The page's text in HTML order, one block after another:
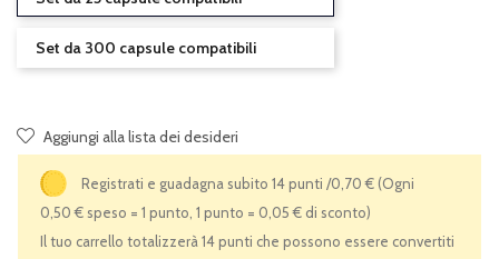
Set da 300 capsule compatibili
Aggiungi alla lista dei desideri
Registrati e guadagna subito 14 punti /0,70 €(Ogni
0,50 € speso = 1 punto, 1 punto = 0,05 € di sconto)
Il tuo carrello totalizzerà 14 punti che possono essere convertiti